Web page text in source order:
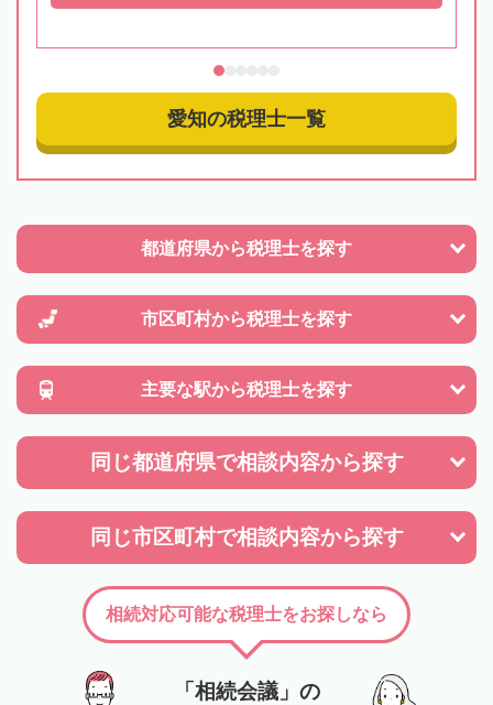
愛知の税理士一覧
都道府県から税理士を探す
市区町村から税理士を探す
主要な駅から税理士を探す
同じ都道府県で相談内容から探す
同じ市区町村で相談内容から探す
「相続会議」の
相続対応可能な税理士をお探しなら